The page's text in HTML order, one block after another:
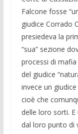
Falcone fosse
giudice Corrado
presiedeva la
“sua” sezione
processi di
del giudice
invece un
cioè che
delle loro sorti. E
dal loro punto di